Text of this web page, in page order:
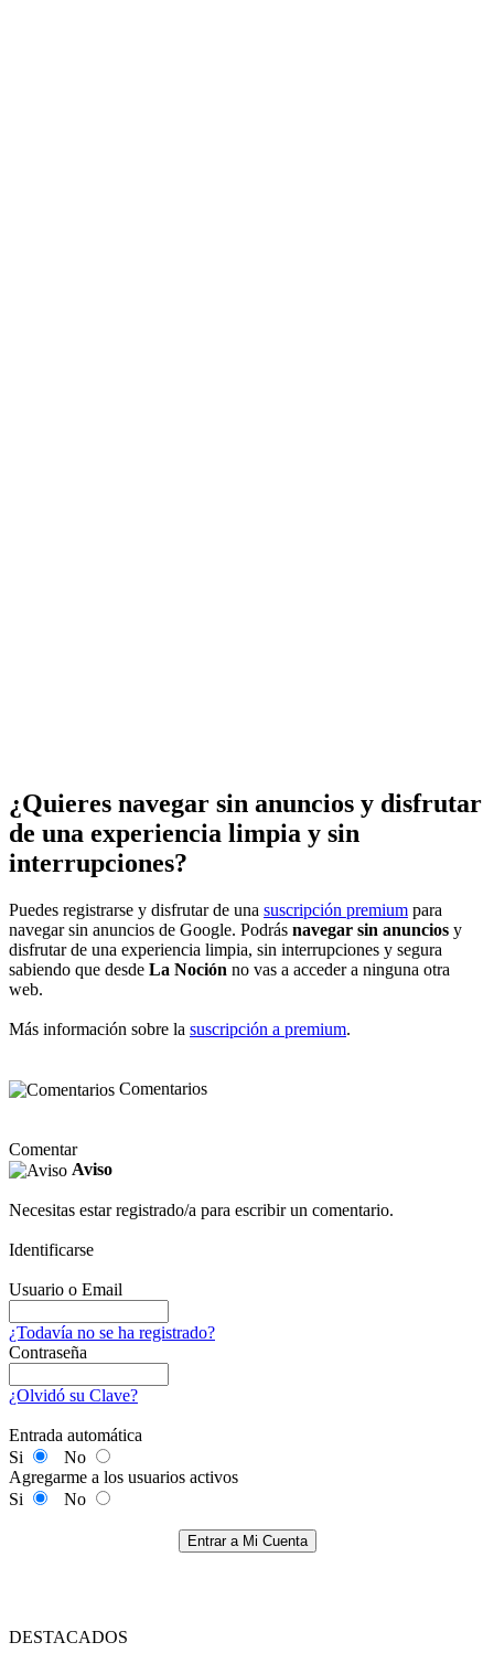
¿Quieres navegar sin anuncios y disfrutar
de una experiencia limpia y sin
interrupciones?
Puedes registrarse y disfrutar de una suscripción premium para
navegar sin anuncios de Google. Podrás navegar sin anuncios y
disfrutar de una experiencia limpia, sin interrupciones y segura
sabiendo que desde La Noción no vas a acceder a ninguna otra
web.
Más información sobre la suscripción a premium.
Comentarios
Comentar
Aviso
Necesitas estar registrado/a para escribir un comentario.
Identificarse
Usuario o Email
¿Todavía no se ha registrado?
Contraseña
¿Olvidó su Clave?
Entrada automática
Si
No
Agregarme a los usuarios activos
Si
No
Entrar a Mi Cuenta
DESTACADOS